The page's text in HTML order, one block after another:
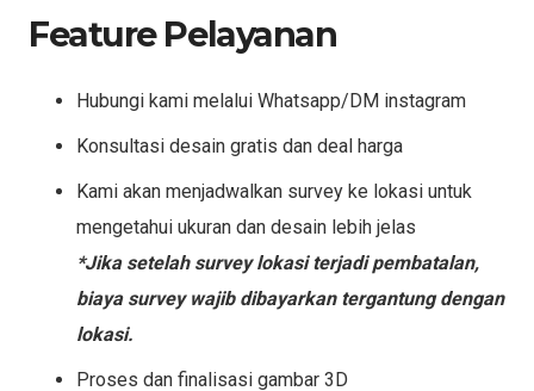
Feature Pelayanan
Hubungi kami melalui Whatsapp/DM instagram
Konsultasi desain gratis dan deal harga
Kami akan menjadwalkan survey ke lokasi untuk
mengetahui ukuran dan desain lebih jelas
*Jika setelah survey lokasi terjadi pembatalan,
biaya survey wajib dibayarkan tergantung dengan
lokasi.
Proses dan finalisasi gambar 3D